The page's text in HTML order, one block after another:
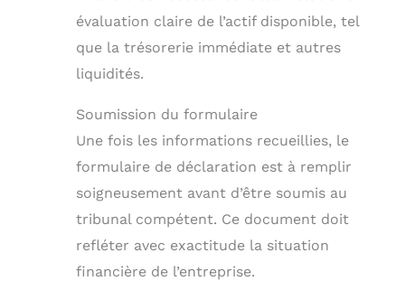
évaluation claire de l’actif disponible, tel
que la trésorerie immédiate et autres
liquidités.
Soumission du formulaire
Une fois les informations recueillies, le
formulaire de déclaration est à remplir
soigneusement avant d’être soumis au
tribunal compétent. Ce document doit
refléter avec exactitude la situation
financière de l’entreprise.